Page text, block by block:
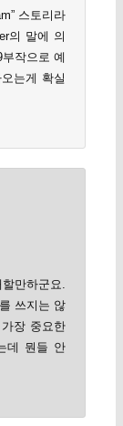
스토리라
의 말에 의
작으로 예
는게 확실
만하군요.
쓰지는 않
장 중요한
데 뭔들 안